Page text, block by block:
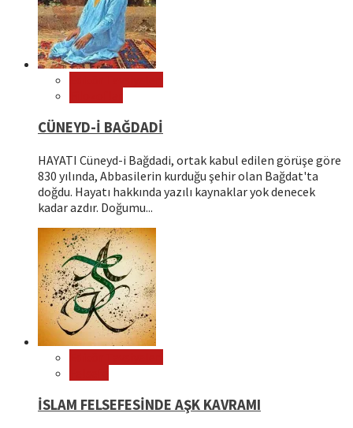
CÜNEYD-İ BAĞDADİ
HAYATI Cüneyd-i Bağdadi, ortak kabul edilen görüşe göre
830 yılında, Abbasilerin kurduğu şehir olan Bağdat'ta
doğdu. Hayatı hakkında yazılı kaynaklar yok denecek
kadar azdır. Doğumu...
İSLAM FELSEFESİNDE AŞK KAVRAMI